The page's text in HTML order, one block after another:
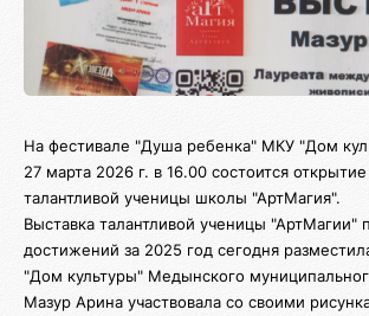
На фестивале "Душа ребенка" МКУ "Дом
27 марта 2026 г. в 16.00 состоится
талантливой ученицы школы "АртМагия".
Выставка талантливой ученицы "АртМагии"
достижений за 2025 год сегодня
"Дом культуры" Медынского
Мазур Арина участвовала со своими